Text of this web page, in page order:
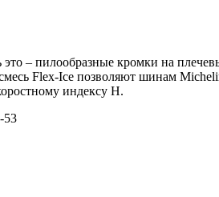
– пилообразные кромки на
Flex-Ice позволяют шинам
индексу H.
53